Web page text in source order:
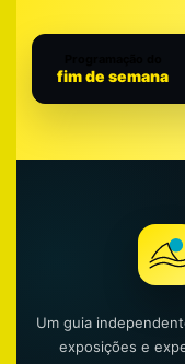
fim de semana
Um guia
exposições e